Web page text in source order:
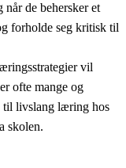
når de behersker et
forholde seg kritisk til
vil
ofte mange og
til livslang læring hos
skolen.